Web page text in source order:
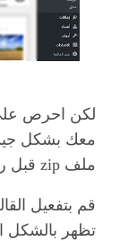
لكن احرص
معك بشكل
ملف zip قبل رفعه.
قم بتفعيل
تظهر بالشكل